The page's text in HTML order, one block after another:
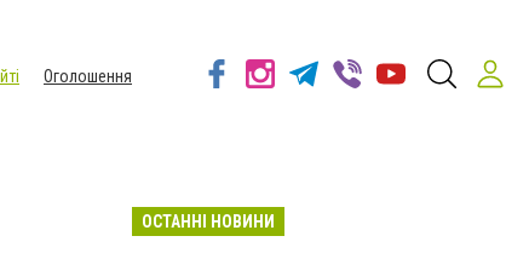
Оголошення
ОСТАННІ НОВИНИ